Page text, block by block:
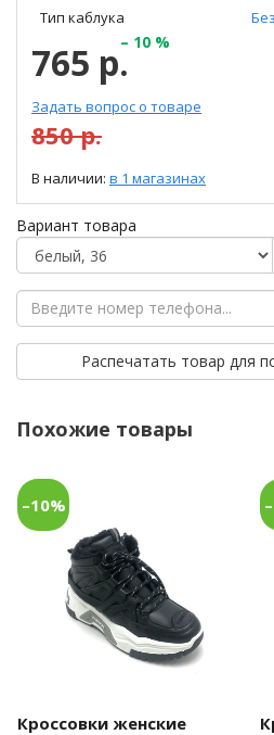
Тип каблука
765 р.– 10 %
Задать вопрос о товаре
850 р.
В наличии: в 1 магазинах
Вариант товара
Распечатать товар для
Похожие товары
–10%
Кроссовки женские